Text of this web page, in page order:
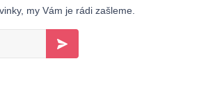
my Vám je rádi zašleme.